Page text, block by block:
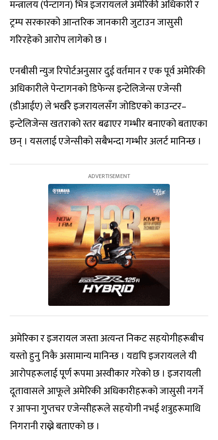
मन्त्रालय (पेन्टागन) भित्र इजरायलले अमेरिकी अधिकारी र
ट्रम्प सरकारको आन्तरिक जानकारी जुटाउन जासुसी
गरिरहेको आरोप लागेको छ ।
एनबीसी न्युज रिपोर्टअनुसार दुई वर्तमान र एक पूर्व अमेरिकी
अधिकारीले पेन्टागनको डिफेन्स इन्टेलिजेन्स एजेन्सी
(डीआईए) ले भर्खरै इजरायलसँग जोडिएको काउन्टर–
इन्टेलिजेन्स खतराको स्तर बढाएर गम्भीर बनाएको बताएका
छन् । यसलाई एजेन्सीको सबैभन्दा गम्भीर अलर्ट मानिन्छ ।
अमेरिका र इजरायल जस्ता अत्यन्त निकट सहयोगीहरूबीच
यस्तो हुनु निकै असामान्य मानिन्छ । यद्यपि इजरायलले यी
आरोपहरूलाई पूर्ण रूपमा अस्वीकार गरेको छ । इजरायली
दूतावासले आफूले अमेरिकी अधिकारीहरूको जासुसी नगर्ने
र आफ्ना गुप्तचर एजेन्सीहरूले सहयोगी नभई शत्रुहरूमाथि
निगरानी राख्ने बताएको छ ।